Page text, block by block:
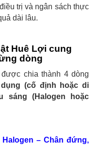
trị và ngân sách thực
dài lâu.
Huê Lợi cung
dòng
chia thành 4 dòng
(cố định hoặc di
sáng (Halogen hoặc
– Chân đứng,